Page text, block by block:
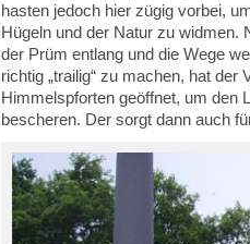
hasten jedoch hier zügig vorbei,
Hügeln und der Natur zu widmen.
der Prüm entlang und die Wege
richtig „trailig“ zu machen, hat
Himmelspforten geöffnet, um den
bescheren. Der sorgt dann auch